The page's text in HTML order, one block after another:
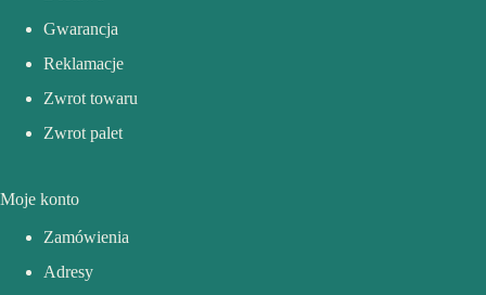
Gwarancja
Reklamacje
Zwrot towaru
Zwrot palet
Moje konto
Zamówienia
Adresy